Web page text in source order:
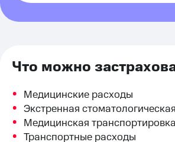
Что можно
Медицинские расходы
Экстренная
Медицинская транспортировка
Транспортные расходы